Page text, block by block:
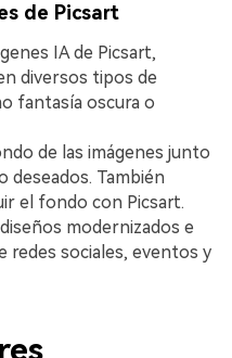
de Picsart
IA de Picsart,
diversos tipos de
fantasía oscura o
de las imágenes junto
También
el fondo con Picsart.
modernizados e
redes sociales, eventos y